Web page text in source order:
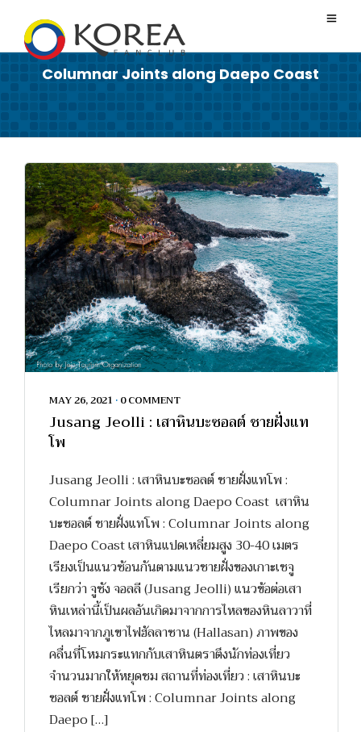
Columnar Joints along Daepo Coast
MAY 26, 2021 • 0 COMMENT
Jusang Jeolli : เสาหินบะซอลต์ ชายฝั่งแท
โพ
Jusang Jeolli : เสาหินบะซอลต์ ชายฝั่งแทโพ :
Columnar Joints along Daepo Coast เสาหิน
บะซอลต์ ชายฝั่งแทโพ : Columnar Joints along
Daepo Coast เสาหินแปดเหลี่ยมสูง 30-40 เมตร
เรียงเป็นแนวซ้อนกันตามแนวชายฝั่งของเกาะเชจู
เรียกว่า จูซัง จอลลี (Jusang Jeolli) แนวข้อต่อเสา
หินเหล่านี้เป็นผลอันเกิดมาจากการไหลของหินลาวาที่
ไหลมาจากภูเขาไฟฮัลลาซาน (Hallasan) ภาพของ
คลื่นที่โหมกระแทกกับเสาหินตราตึงนักท่องเที่ยว
จำนวนมากให้หยุดชม สถานที่ท่องเที่ยว : เสาหินบะ
ซอลต์ ชายฝั่งแทโพ : Columnar Joints along
Daepo […]